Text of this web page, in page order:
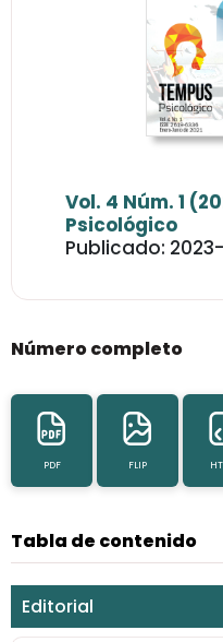
Vol. 4 Núm. 1
Psicológico
Publicado:
Número completo
PDF FLIP
Tabla de contenido
Editorial